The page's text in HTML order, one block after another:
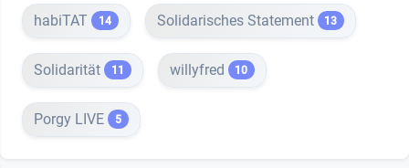
habiTAT 14 Solidarisches Statement 13
Solidarität 11 willyfred 10
Porgy LIVE 5